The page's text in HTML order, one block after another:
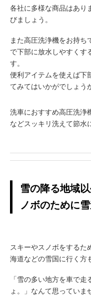
各社に多様な商品はあり
びましょう。
また高圧洗浄機をお持ち
で下部に放水しやすくす
す。
便利アイテムを使えば下
てみてはいかがでしょう
洗車におすすめ高圧洗浄
などスッキリ洗えて節水
雪の降る地域
ノボのために
スキーやスノボをするた
海道などの雪国に行く方
「雪の多い地方を車で
ょ。」なんて思っていま